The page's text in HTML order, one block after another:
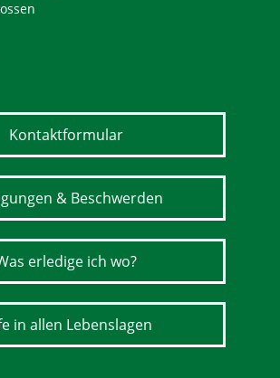
Kontaktformular
& Beschwerden
erledige ich wo?
in allen Lebenslagen